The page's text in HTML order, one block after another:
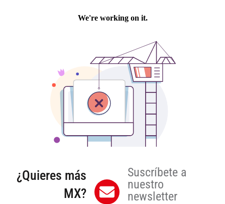
¿Quieres más
MX?
Suscríbete a
nuestro
newsletter